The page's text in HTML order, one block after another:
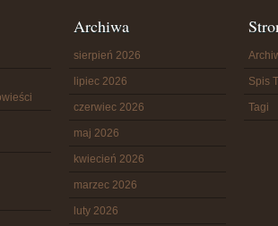
Archiwa
sierpień 2026
lipiec 2026
czerwiec 2026
maj 2026
kwiecień 2026
marzec 2026
luty 2026
Spis
Tagi